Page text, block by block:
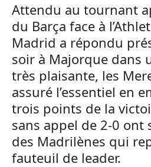
Attendu au tournant
du Barça face à
Madrid a répondu
soir à Majorque dans
très plaisante, les
assuré l’essentiel en
trois points de la
sans appel de 2-0
des Madrilènes qui
fauteuil de leader.